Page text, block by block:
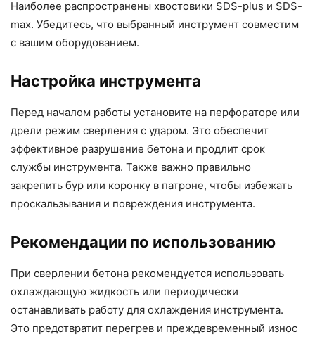
Наиболее распространены хвостовики SDS-plus и SDS-
max. Убедитесь, что выбранный инструмент совместим
с вашим оборудованием.
Настройка инструмента
Перед началом работы установите на перфораторе или
дрели режим сверления с ударом. Это обеспечит
эффективное разрушение бетона и продлит срок
службы инструмента. Также важно правильно
закрепить бур или коронку в патроне, чтобы избежать
проскальзывания и повреждения инструмента.
Рекомендации по использованию
При сверлении бетона рекомендуется использовать
охлаждающую жидкость или периодически
останавливать работу для охлаждения инструмента.
Это предотвратит перегрев и преждевременный износ